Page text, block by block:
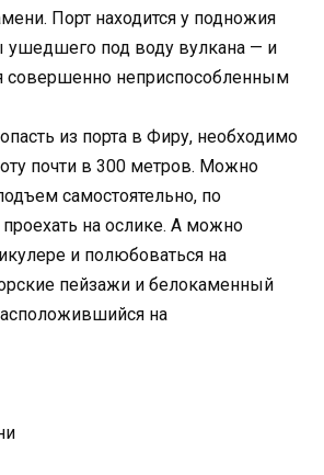
Порт находится у подножия
ушедшего под воду вулкана — и
совершенно неприспособленным
из порта в Фиру, необходимо
почти в 300 метров. Можно
самостоятельно, по
на ослике. А можно
и полюбоваться на
пейзажи и белокаменный
на